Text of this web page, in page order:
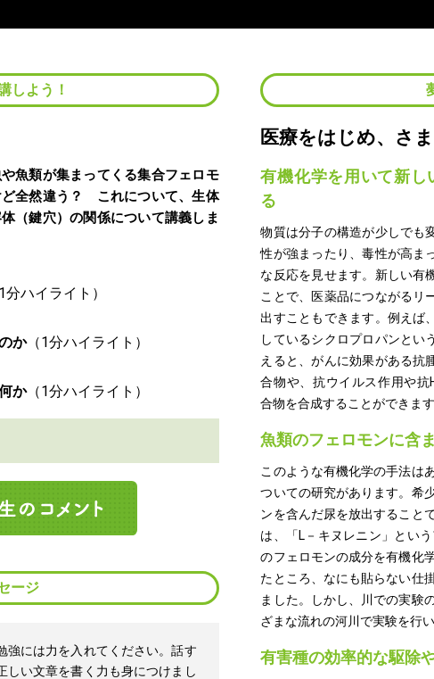
しよう！
魚類が集まってくる集合フェロモ
ど全然違う？ これについて、生体
（鍵穴）の関係について講義しま
か
か
ージ
強には力を入れてください。話す
しい文章を書く力も身につけまし
医療をはじめ、さ
有機化学を用いて新し
る
物質は分子の構造が少しでも
性が強まったり、毒性が高ま
な反応を見せます。新しい有
ことで、医薬品につながるリ
出すこともできます。例えば
しているシクロプロパンとい
えると、がんに効果がある抗
合物や、抗ウイルス作用や抗
合物を合成することができます
魚類のフェロモンに含
このような有機化学の手法は
ついての研究があります。希
ンを含んだ尿を放出すること
は、「L－キヌレニン」とい
のフェロモンの成分を有機化
たところ、なにも貼らない仕
ました。しかし、川での実験
ざまな流れの河川で実験を行
有害種の効率的な駆除